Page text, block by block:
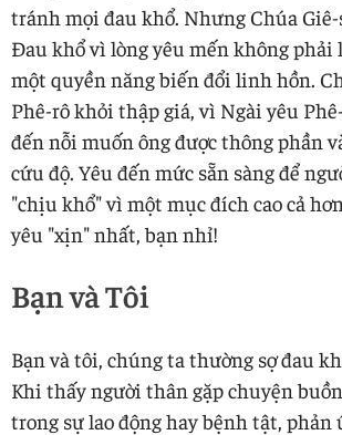
tránh mọi đau khổ. Nhưng Chúa
Đau khổ vì lòng yêu mến không phải
một quyền năng biến đổi linh hồn.
Phê-rô khỏi thập giá, vì Ngài yêu
đến nỗi muốn ông được thông phần
cứu độ. Yêu đến mức sẵn sàng để
"chịu khổ" vì một mục đích cao cả
yêu "xịn" nhất, bạn nhỉ!
Bạn và Tôi
Bạn và tôi, chúng ta thường sợ đau
Khi thấy người thân gặp chuyện
trong sự lao động hay bệnh tật, phản